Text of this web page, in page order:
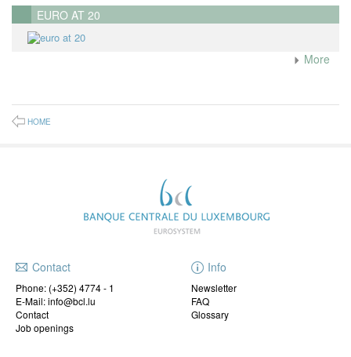
EURO AT 20
More
HOME
Contact
Phone: (+352) 4774 - 1
E-Mail: info@bcl.lu
Contact
Job openings
Info
Newsletter
FAQ
Glossary